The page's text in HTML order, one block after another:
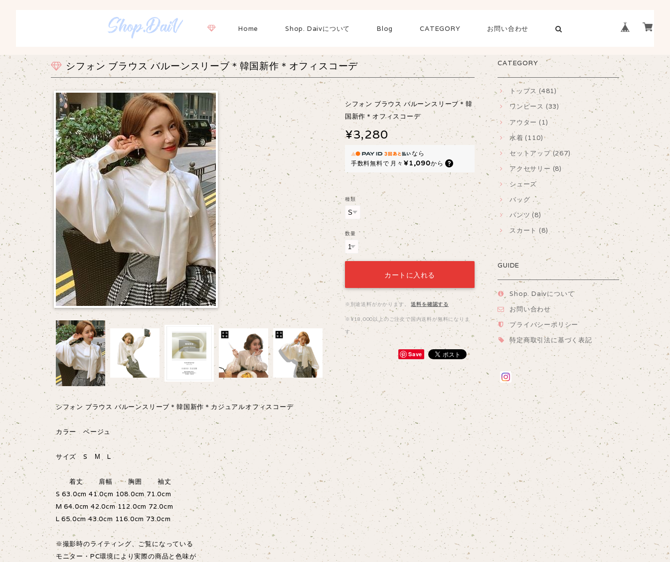
Home Shop. Daivについて Blog CATEGORY お問い合わせ
シフォン ブラウス バルーンスリーブ＊韓国新作＊オフィスコーデ
シフォン ブラウス バルーンスリーブ＊韓
国新作＊オフィスコーデ
¥3,280
なら
手数料無料で 月々 ¥1,090から
種類
数量
カートに入れる
※別途送料がかかります。 送料を確認する
※¥18,000以上のご注文で国内送料が無料になりま
す。
Save
シフォン ブラウス バルーンスリーブ＊韓国新作＊カジュアルオフィスコーデ
カラー ベージュ
サイズ S М L
着丈 肩幅 胸囲 袖丈
S 63.0cm 41.0cm 108.0cm 71.0cm
M 64.0cm 42.0cm 112.0cm 72.0cm
L 65.0cm 43.0cm 116.0cm 73.0cm
※撮影時のライティング、ご覧になっている
モニター・PC環境により実際の商品と色味が
CATEGORY
トップス (481)
ワンピース (33)
アウター (1)
水着 (110)
セットアップ (267)
アクセサリー (8)
シューズ
バッグ
パンツ (8)
スカート (8)
GUIDE
Shop. Daivについて
お問い合わせ
プライバシーポリシー
特定商取引法に基づく表記